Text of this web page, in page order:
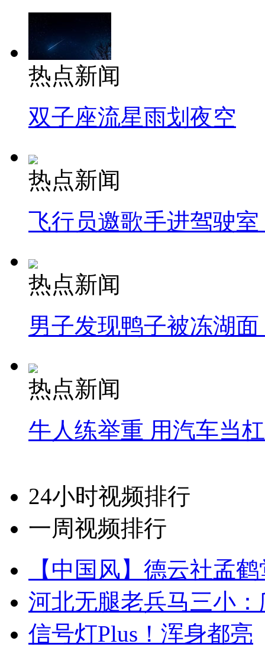
热点新闻
双子座流星雨划夜空
热点新闻
飞行员邀歌手进驾驶
热点新闻
男子发现鸭子被冻湖
热点新闻
牛人练举重 用汽车当
24小时视频排行
一周视频排行
【中国风】德云社孟
河北无腿老兵马三小
信号灯Plus！浑身都亮